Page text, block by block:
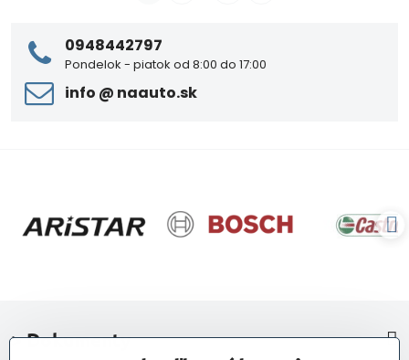
0948442797
Pondelok - piatok od 8:00 do 17:00
info ​@ naauto​.sk
> Dokumenty